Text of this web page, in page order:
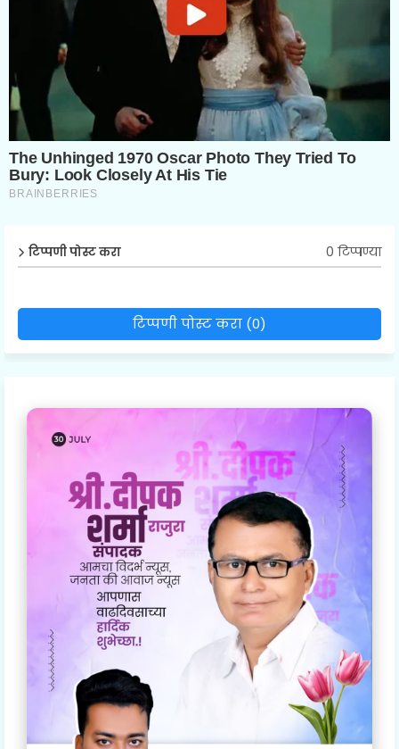
टिप्पणी पोस्ट करा 0 टिप्पण्या
टिप्पणी पोस्ट करा (0)